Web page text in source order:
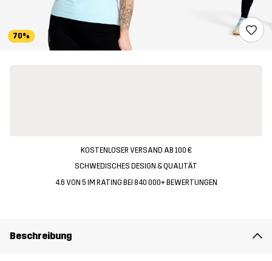
70%
KOSTENLOSER VERSAND AB 100 €
SCHWEDISCHES DESIGN & QUALITÄT
4.6 VON 5 IM RATING BEI 840 000+ BEWERTUNGEN
Beschreibung